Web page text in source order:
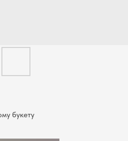
букету